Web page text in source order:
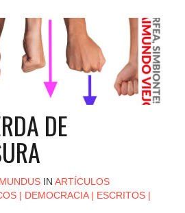
DE
MUNDUSIN ARTÍCULOS
| DEMOCRACIA| ESCRITOS|